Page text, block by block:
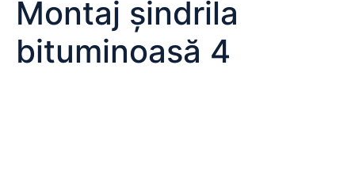
Montaj șindrila
bituminoasă 4